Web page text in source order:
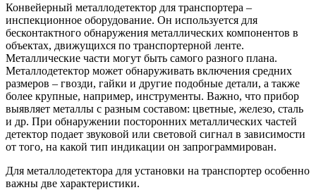
Конвейерный металлодетектор для транспортера –
инспекционное оборудование. Он используется для
бесконтактного обнаружения металлических компонентов в
объектах, движущихся по транспортерной ленте.
Металлические части могут быть самого разного плана.
Металлодетектор может обнаруживать включения средних
размеров – гвозди, гайки и другие подобные детали, а также
более крупные, например, инструменты. Важно, что прибор
выявляет металлы с разным составом: цветные, железо, сталь
и др. При обнаружении посторонних металлических частей
детектор подает звуковой или световой сигнал в зависимости
от того, на какой тип индикации он запрограммирован.
Для металлодетектора для установки на транспортер особенно
важны две характеристики.